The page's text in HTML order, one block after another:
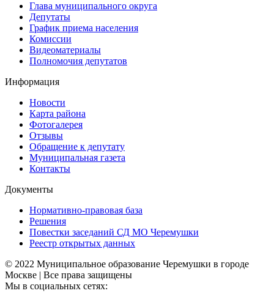
Глава муниципального округа
Депутаты
График приема населения
Комиссии
Видеоматериалы
Полномочия депутатов
Информация
Новости
Карта района
Фотогалерея
Отзывы
Обращение к депутату
Муниципальная газета
Контакты
Документы
Нормативно-правовая база
Решения
Повестки заседаний СД МО Черемушки
Реестр открытых данных
© 2022 Муниципальное образование Черемушки в городе
Москве | Все права защищены
Мы в социальных сетях: